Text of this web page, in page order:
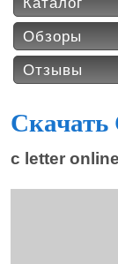
Обзоры
Отзывы
Скачать
c letter